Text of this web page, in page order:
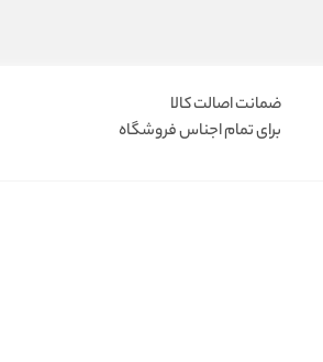
ضمانت اصالت کالا
برای تمام اجناس فروشگاه